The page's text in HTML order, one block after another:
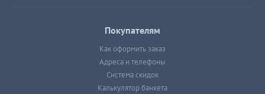
Покупателям
Как оформить заказ
Адреса и телефоны
Система скидок
Калькулятор банкета